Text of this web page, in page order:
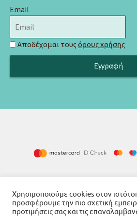
Email
Αποδέχομαι τους όρους χρήσης
Cookies-Όροι χρήσης-
Χρησιμοποιούμε cookies στον
προσφέρουμε την πιο σχετική
προτιμήσεις σας και τις